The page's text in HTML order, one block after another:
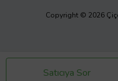
Satıcıya Sor
Copyright © 2026